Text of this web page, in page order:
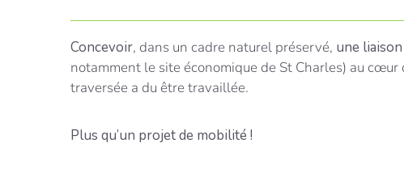
Concevoir, dans un cadre naturel préservé, une
notamment le site économique de St Charles) au
traversée a du être travaillée.
Plus qu’un projet de mobilité !